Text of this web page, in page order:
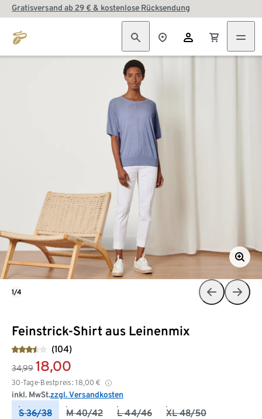
Gratisversand ab 29 € & kostenlose Rücksendung
Feinstrick-Shirt aus Leinenmix
(104)
34,99 18,00
30-Tage-Bestpreis: 18,00 €
inkl. MwSt.zzgl. Versandkosten
S 36/38 M 40/42 L 44/46 XL 48/50
1/4